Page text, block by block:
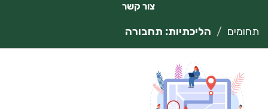
צור קשר
תחומים הליכתיות: תחבורה